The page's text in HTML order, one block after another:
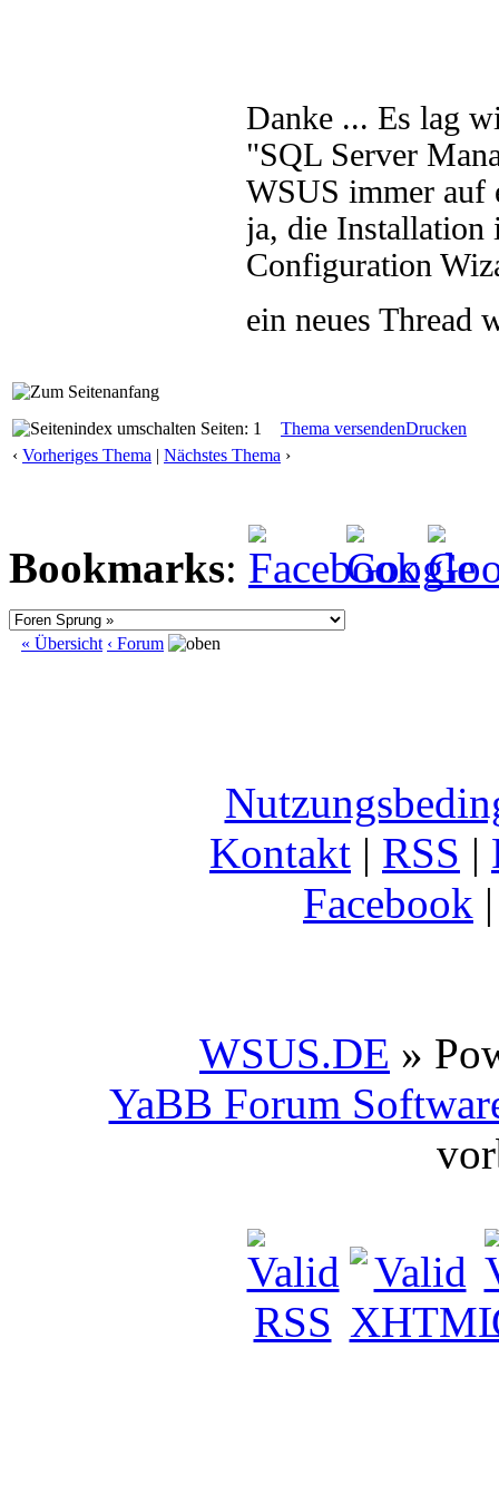
Danke ... Es lag
"SQL Server
WSUS immer auf
ja, die Installation
Configuration
ein neues
Seiten: 1 Thema versendenDrucken
‹ Vorheriges Thema | Nächstes Thema ›
Bookmarks:
« Übersicht ‹ Forum
Kontakt | RSS |
Facebook
WSUS.DE »
YaBB Forum